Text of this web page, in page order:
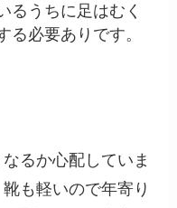
るうちに足はむく
る必要ありです。
るか心配していま
も軽いので年寄り